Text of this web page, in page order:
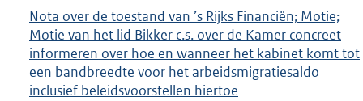
Nota over de toestand van ’s Rijks Financiën; Motie;
Motie van het lid Bikker c.s. over de Kamer concreet
informeren over hoe en wanneer het kabinet komt tot
een bandbreedte voor het arbeidsmigratiesaldo
inclusief beleidsvoorstellen hiertoe